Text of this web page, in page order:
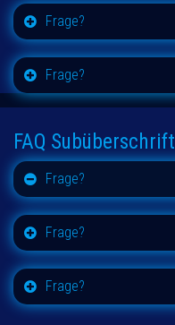
Frage?
Frage?
FAQ Subüberschrift
Frage?
Frage?
Frage?